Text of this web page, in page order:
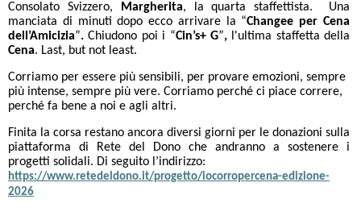
Consolato Svizzero, Margherita, la quarta staffettista. Una
manciata di minuti dopo ecco arrivare la “Changee per Cena
dell’Amicizia”.Chiudono poi i “Cin’s+ G”,l'ultima staffetta della
Cena. Last, but not least.
Corriamo per essere più sensibili, per provare emozioni, sempre
più intense, sempre più vere. Corriamo perché ci piace correre,
perché fa bene a noi e agli altri.
Finita la corsa restano ancora diversi giorni per le donazioni sulla
piattaforma di Rete del Dono che andranno a sostenere i
progetti solidali. Di seguito l’indirizzo:
https://www.retedeldono.it/progetto/iocorropercena-edizione-
2026